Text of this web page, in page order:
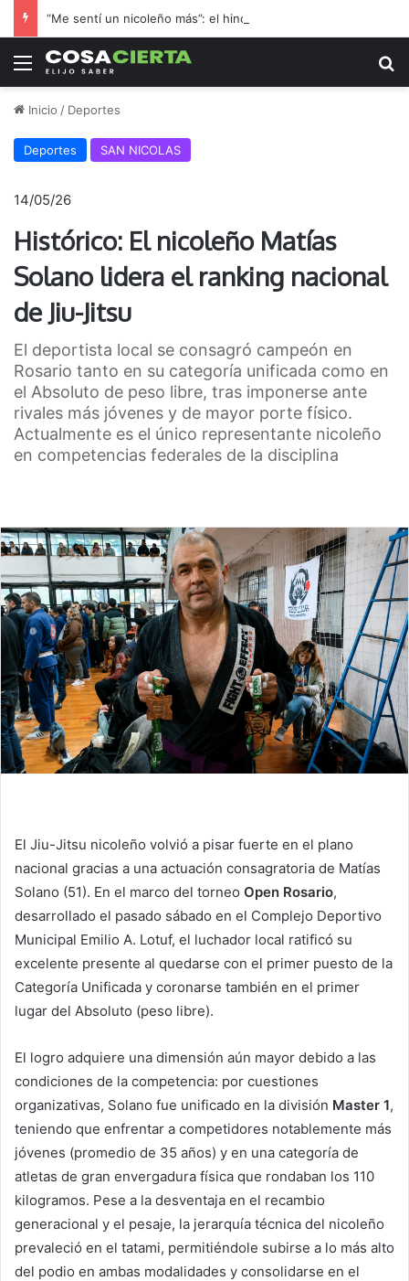
Menú
Inicio / Deportes
Deportes SAN NICOLAS
14/05/26
Histórico: El nicoleño Matías
Solano lidera el ranking nacional
de Jiu-Jitsu
El deportista local se consagró campeón en
Rosario tanto en su categoría unificada como en
el Absoluto de peso libre, tras imponerse ante
rivales más jóvenes y de mayor porte físico.
Actualmente es el único representante nicoleño
en competencias federales de la disciplina
El Jiu-Jitsu nicoleño volvió a pisar fuerte en el plano
nacional gracias a una actuación consagratoria de Matías
Solano (51). En el marco del torneo Open Rosario,
desarrollado el pasado sábado en el Complejo Deportivo
Municipal Emilio A. Lotuf, el luchador local ratificó su
excelente presente al quedarse con el primer puesto de la
Categoría Unificada y coronarse también en el primer
lugar del Absoluto (peso libre).
El logro adquiere una dimensión aún mayor debido a las
condiciones de la competencia: por cuestiones
organizativas, Solano fue unificado en la división Master 1,
teniendo que enfrentar a competidores notablemente más
jóvenes (promedio de 35 años) y en una categoría de
atletas de gran envergadura física que rondaban los 110
kilogramos. Pese a la desventaja en el recambio
generacional y el pesaje, la jerarquía técnica del nicoleño
prevaleció en el tatami, permitiéndole subirse a lo más alto
del podio en ambas modalidades y consolidarse en el